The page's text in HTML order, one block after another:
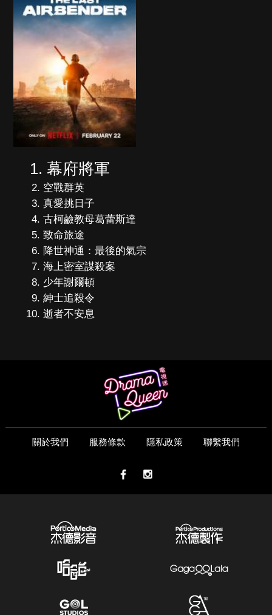
幕府將軍
空戰群英
真愛挑日子
古柯鹼教母葛蕾斯達
致命旅途
降世神通：最後的氣宗
海上密室謀殺案
少年謝爾頓
紳士追殺令
逝者不安息
關於我們 服務條款 隱私政策 聯繫我們